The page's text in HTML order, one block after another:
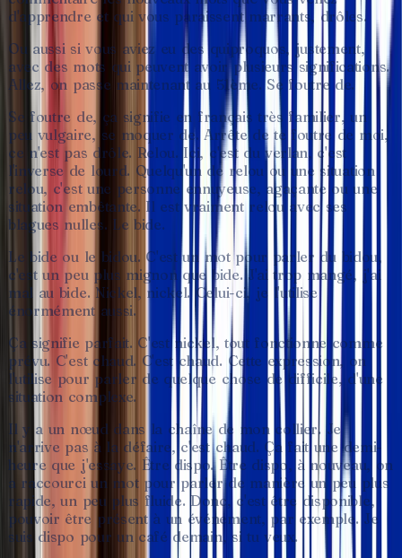
d'apprendre et qui vous paraissent marrants, drôles.
Ou aussi si vous aviez eu des quiproquos, justement,
avec des mots qui peuvent avoir plusieurs significations.
Allez, on passe maintenant au 51ème. Se foutre de.
Se foutre de, ça signifie en français très familier, un
peu vulgaire, se moquer de. Arrête de te foutre de moi,
ce n'est pas drôle. Relou. Ici, c'est du verlan, c'est
l'inverse de lourd. Quelqu'un de relou ou une situation
relou, c'est une personne ennuyeuse, agaçante ou une
situation embêtante. Il est vraiment relou avec ses
blagues nulles. Le bide.
Le bide ou le bidou. C'est un mot pour parler du bidou,
c'est un peu plus mignon que bide. J'ai trop mangé, j'ai
mal au bide. Nickel, nickel. Celui-ci, je l'utilise
énormément aussi.
Ça signifie parfait. C'est nickel, tout fonctionne comme
prévu. C'est chaud. C'est chaud. Cette expression, on
l'utilise pour parler de quelque chose de difficile, d'une
situation complexe.
Il y a un nœud dans la chaîne de mon collier. Je
n'arrive pas à la défaire, c'est chaud. Ça fait une demi-
heure que j'essaye. Être dispo. Être dispo, à nouveau, on
a raccourci un mot pour parler de manière un peu plus
rapide, un peu plus fluide. Donc, c'est être disponible,
pouvoir être présent à un événement, par exemple. Je
suis dispo pour un café demain, si tu veux.